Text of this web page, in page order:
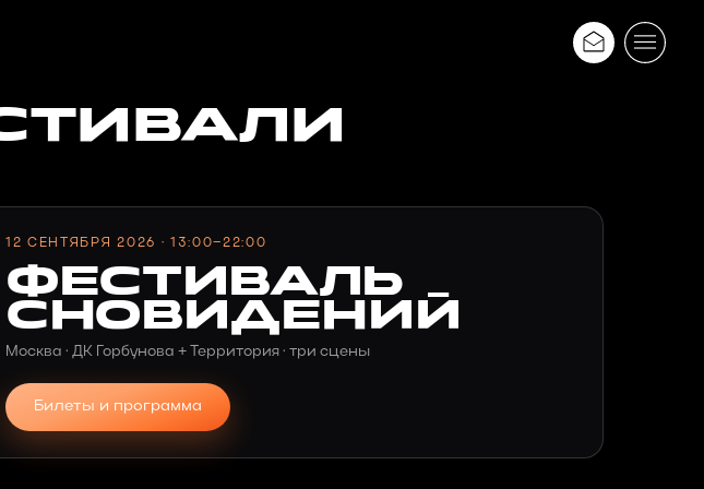
12 СЕНТЯБРЯ 2026 · 13:00–22:00
ФЕСТИВАЛЬ
СНОВИДЕНИЙ
Москва · ДК Горбунова + Территория · три сцены
Билеты и программа